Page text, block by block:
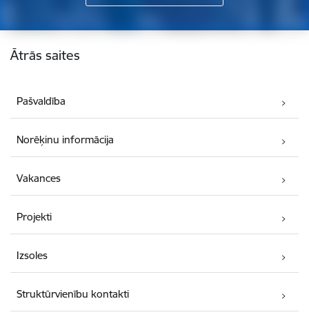
Kājene
Ātrās saites
Pašvaldība
Norēķinu informācija
Vakances
Projekti
Izsoles
Struktūrvienību kontakti